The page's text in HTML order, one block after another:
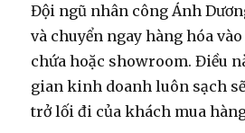
Đội ngũ nhân công Ánh
và chuyển ngay hàng hóa
chứa hoặc showroom. Điều
gian kinh doanh luôn sạch
trở lối đi của khách mua